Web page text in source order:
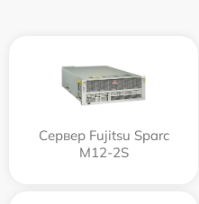
Сервер Fujitsu Sparc
M12-2S